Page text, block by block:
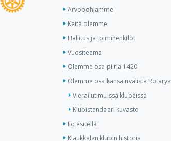
Arvopohjamme
Keitä olemme
Hallitus ja toimihenkilöt
Vuositeema
Olemme osa piiriä 1420
Olemme osa kansainvälistä Rotarya
Vierailut muissa klubeissa
Klubistandaari kuvasto
Ilo esitellä
Klaukkalan klubin historia